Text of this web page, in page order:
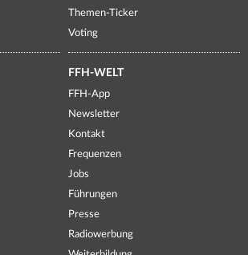
Themen-Ticker
Voting
FFH-WELT
FFH-App
Newsletter
Kontakt
Frequenzen
Jobs
Führungen
Presse
Radiowerbung